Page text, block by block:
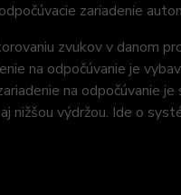
zariadenie
zvukov v danom
na odpočúvanie je
na odpočúvanie
nižšou výdržou. Ide o